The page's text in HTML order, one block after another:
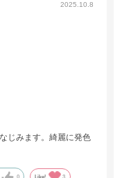
2025.10.8
じみます。綺麗に発色